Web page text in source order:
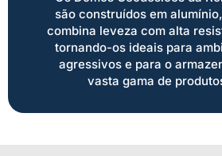
são construídos em
combina leveza com alta
tornando-os ideais para
agressivos e para o
vasta gama de